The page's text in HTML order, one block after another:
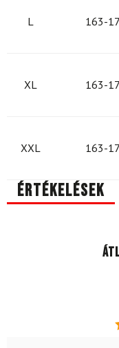
L 163-
XL 163-
XXL 163-
Értékelések